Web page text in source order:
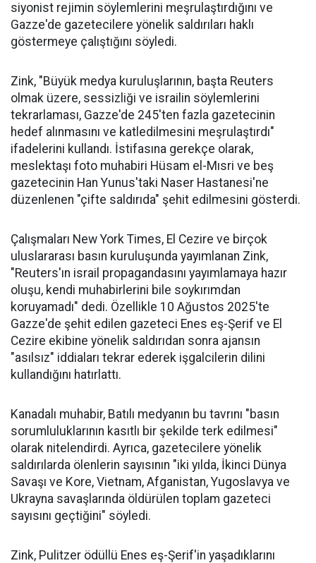
siyonist rejimin söylemlerini meşrulaştırdığını ve
Gazze'de gazetecilere yönelik saldırıları haklı
göstermeye çalıştığını söyledi.
Zink, "Büyük medya kuruluşlarının, başta Reuters
olmak üzere, sessizliği ve israilin söylemlerini
tekrarlaması, Gazze'de 245'ten fazla gazetecinin
hedef alınmasını ve katledilmesini meşrulaştırdı"
ifadelerini kullandı. İstifasına gerekçe olarak,
meslektaşı foto muhabiri Hüsam el-Mısri ve beş
gazetecinin Han Yunus'taki Naser Hastanesi'ne
düzenlenen "çifte saldırıda" şehit edilmesini gösterdi.
Çalışmaları New York Times, El Cezire ve birçok
uluslararası basın kuruluşunda yayımlanan Zink,
"Reuters'ın israil propagandasını yayımlamaya hazır
oluşu, kendi muhabirlerini bile soykırımdan
koruyamadı" dedi. Özellikle 10 Ağustos 2025'te
Gazze'de şehit edilen gazeteci Enes eş-Şerif ve El
Cezire ekibine yönelik saldırıdan sonra ajansın
"asılsız" iddiaları tekrar ederek işgalcilerin dilini
kullandığını hatırlattı.
Kanadalı muhabir, Batılı medyanın bu tavrını "basın
sorumluluklarının kasıtlı bir şekilde terk edilmesi"
olarak nitelendirdi. Ayrıca, gazetecilere yönelik
saldırılarda ölenlerin sayısının "iki yılda, İkinci Dünya
Savaşı ve Kore, Vietnam, Afganistan, Yugoslavya ve
Ukrayna savaşlarında öldürülen toplam gazeteci
sayısını geçtiğini" söyledi.
Zink, Pulitzer ödüllü Enes eş-Şerif'in yaşadıklarını